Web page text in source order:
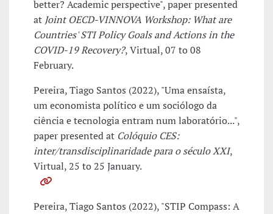
better? Academic perspective", paper presented
at Joint OECD-VINNOVA Workshop: What are
Countries' STI Policy Goals and Actions in the
COVID-19 Recovery?, Virtual, 07 to 08
February.
Pereira, Tiago Santos (2022), "Uma ensaísta,
um economista político e um sociólogo da
ciência e tecnologia entram num laboratório...",
paper presented at Colóquio CES:
inter/transdisciplinaridade para o século XXI,
Virtual, 25 to 25 January.
Pereira, Tiago Santos (2022), "STIP Compass: A